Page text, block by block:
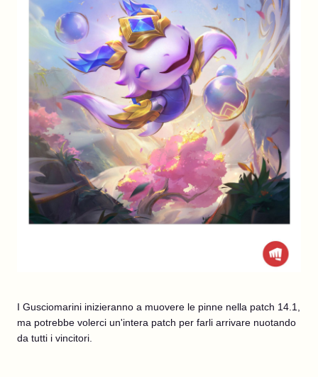
I Gusciomarini inizieranno a muovere le pinne nella patch 14.1,
ma potrebbe volerci un'intera patch per farli arrivare nuotando
da tutti i vincitori.